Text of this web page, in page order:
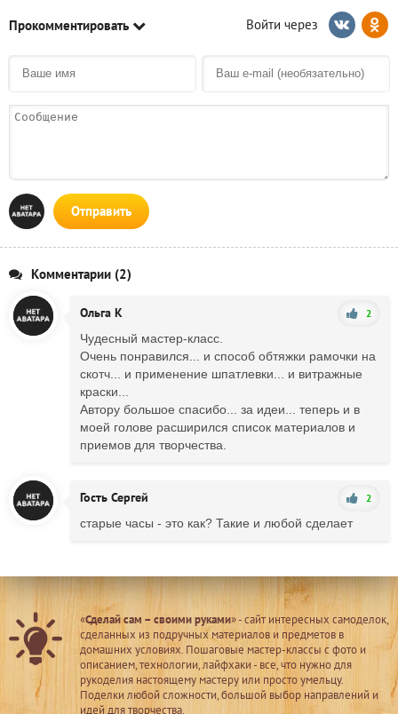
Прокомментировать
Отправить
Комментарии (2)
Ольга К 2
Чудесный мастер-класс.
Очень понравился... и способ обтяжки рамочки на
скотч... и применение шпатлевки... и витражные
краски...
Автору большое спасибо... за идеи... теперь и в
моей голове расширился список материалов и
приемов для творчества.
Гость Сергей 2
старые часы - это как? Такие и любой сделает
«Сделай сам – своими руками» - сайт интересных самоделок,
сделанных из подручных материалов и предметов в
домашних условиях. Пошаговые мастер-классы с фото и
описанием, технологии, лайфхаки - все, что нужно для
рукоделия настоящему мастеру или просто умельцу.
Поделки любой сложности, большой выбор направлений и
идей для творчества.